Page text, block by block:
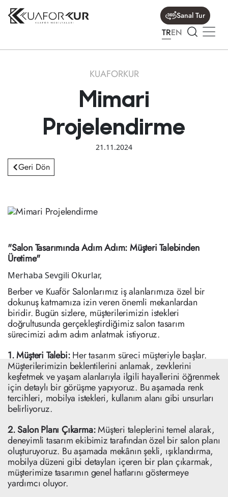
Sanal Tur
TREN
KUAFORKUR
Mimari
Projelendirme
21.11.2024
Geri Dön
"Salon Tasarımında Adım Adım: Müşteri Talebinden
Üretime"
Merhaba Sevgili Okurlar,
Berber ve Kuaför Salonlarımız iş alanlarımıza özel bir
dokunuş katmamıza izin veren önemli mekanlardan
biridir. Bugün sizlere, müşterilerimizin istekleri
doğrultusunda gerçekleştirdiğimiz salon tasarım
sürecimizi adım adım anlatmak istiyoruz.
1. Müşteri Talebi:Her tasarım süreci müşteriyle başlar.
Müşterilerimizin beklentilerini anlamak, zevklerini
keşfetmek ve yaşam alanlarıyla ilgili hayallerini öğrenmek
için detaylı bir görüşme yapıyoruz. Bu aşamada renk
tercihleri, mobilya istekleri, kullanım alanı gibi unsurları
belirliyoruz.
2. Salon Planı Çıkarma:Müşteri taleplerini temel alarak,
deneyimli tasarım ekibimiz tarafından özel bir salon planı
oluşturuyoruz. Bu aşamada mekânın şekli, ışıklandırma,
mobilya düzeni gibi detayları içeren bir plan çıkarmak,
müşterimize tasarımın genel hatlarını göstermeye
yardımcı oluyor.